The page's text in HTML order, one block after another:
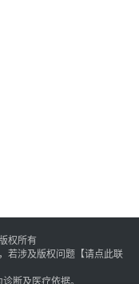
权所有
若涉及版权问题【请点此联
断及医疗依据。